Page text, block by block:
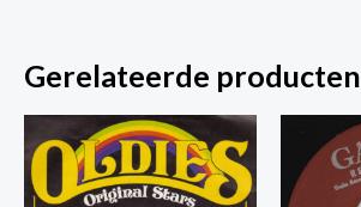
Gerelateerde producten